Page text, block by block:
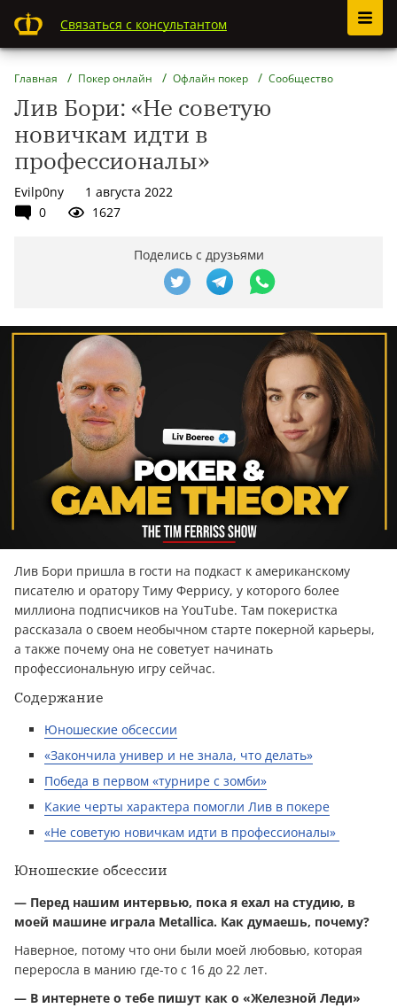
Связаться с консультантом
Главная Покер онлайн Офлайн покер Сообщество
Лив Бори: «Не советую
новичкам идти в
профессионалы»
Evilp0ny
1 августа 2022
0
1627
Поделись с друзьями
Лив Бори пришла в гости на подкаст к американскому
писателю и оратору Тиму Феррису, у которого более
миллиона подписчиков на YouTube. Там покеристка
рассказала о своем необычном старте покерной карьеры,
а также почему она не советует начинать
профессиональную игру сейчас.
Содержание
Юношеские обсессии
«Закончила универ и не знала, что делать»
Победа в первом «турнире с зомби»
Какие черты характера помогли Лив в покере
«Не советую новичкам идти в профессионалы»
Юношеские обсессии
— Перед нашим интервью, пока я ехал на студию, в
моей машине играла Metallica. Как думаешь, почему?
Наверное, потому что они были моей любовью, которая
переросла в манию где-то с 16 до 22 лет.
— В интернете о тебе пишут как о «Железной Леди»